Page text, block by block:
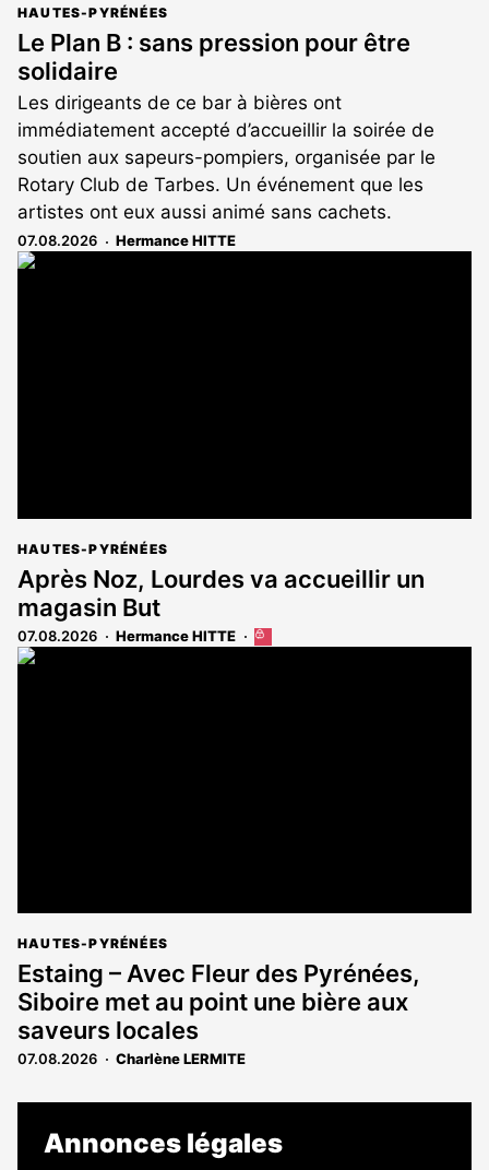
HAUTES-PYRÉNÉES
Le Plan B : sans pression pour être
solidaire
Les dirigeants de ce bar à bières ont
immédiatement accepté d’accueillir la soirée de
soutien aux sapeurs-pompiers, organisée par le
Rotary Club de Tarbes. Un événement que les
artistes ont eux aussi animé sans cachets.
07.08.2026 Hermance HITTE
HAUTES-PYRÉNÉES
Après Noz, Lourdes va accueillir un
magasin But
07.08.2026 Hermance HITTE
Cet
HAUTES-PYRÉNÉES
Estaing – Avec Fleur des Pyrénées,
Siboire met au point une bière aux
saveurs locales
07.08.2026 Charlène LERMITE
Annonces légales